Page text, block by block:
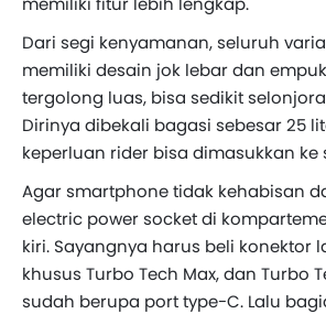
Dari segi kenyamanan, seluruh
memiliki desain jok lebar dan
tergolong luas, bisa sedikit
Dirinya dibekali bagasi sebesar 25
keperluan rider bisa dimasukkan ke
Agar smartphone tidak kehabisan
electric power socket di
kiri. Sayangnya harus beli konektor
khusus Turbo Tech Max, dan Turbo
sudah berupa port type-C. Lalu